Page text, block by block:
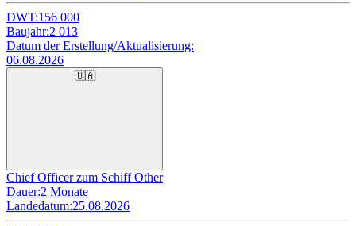
DWT:156 000
Baujahr:2 013
Datum der Erstellung/Aktualisierung:
06.08.2026
🇺🇦
Chief Officer zum Schiff Other
Dauer:2 Monate
Landedatum:25.08.2026